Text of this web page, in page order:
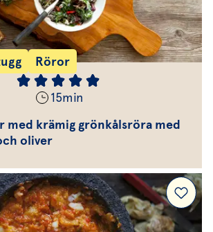
Röror
15min
med krämig grönkålsröra med
oliver